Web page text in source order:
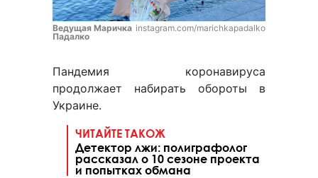
Ведущая Маричка
Падалко
instagram.com/marichkapadalko
Пандемия коронавируса
продолжает набирать обороты в
Украине.
ЧИТАЙТЕ ТАКОЖ
Детектор лжи: полиграфолог
рассказал о 10 сезоне проекта
и попытках обмана